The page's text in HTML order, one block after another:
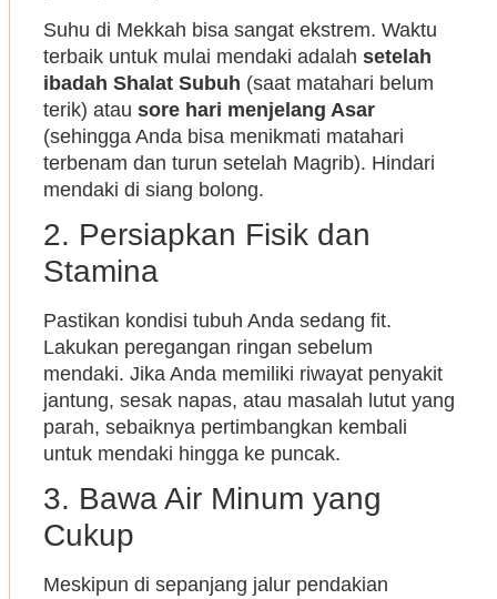
Suhu di Mekkah bisa sangat ekstrem. Waktu
terbaik untuk mulai mendaki adalah setelah
ibadah Shalat Subuh (saat matahari belum
terik) atau sore hari menjelang Asar
(sehingga Anda bisa menikmati matahari
terbenam dan turun setelah Magrib). Hindari
mendaki di siang bolong.
2. Persiapkan Fisik dan
Stamina
Pastikan kondisi tubuh Anda sedang fit.
Lakukan peregangan ringan sebelum
mendaki. Jika Anda memiliki riwayat penyakit
jantung, sesak napas, atau masalah lutut yang
parah, sebaiknya pertimbangkan kembali
untuk mendaki hingga ke puncak.
3. Bawa Air Minum yang
Cukup
Meskipun di sepanjang jalur pendakian